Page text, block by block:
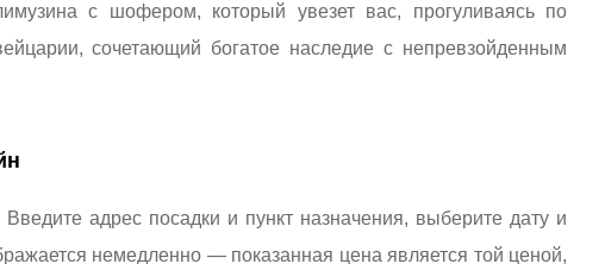
с шофером, который увезет вас, прогуливаясь по
сочетающий богатое наследие с непревзойденным
Введите адрес посадки и пункт назначения, выберите дату и
немедленно — показанная цена является той ценой,